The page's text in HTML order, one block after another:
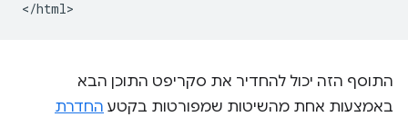
התוסף הזה יכול להחדיר את סקריפט התוכן הבא
באמצעות אחת מהשיטות שמפורטות בקטע החדרת